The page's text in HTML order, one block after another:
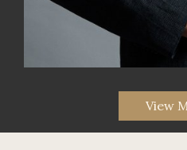
View